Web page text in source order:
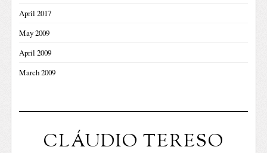
April 2017
May 2009
April 2009
March 2009
CLÁUDIO TERESO